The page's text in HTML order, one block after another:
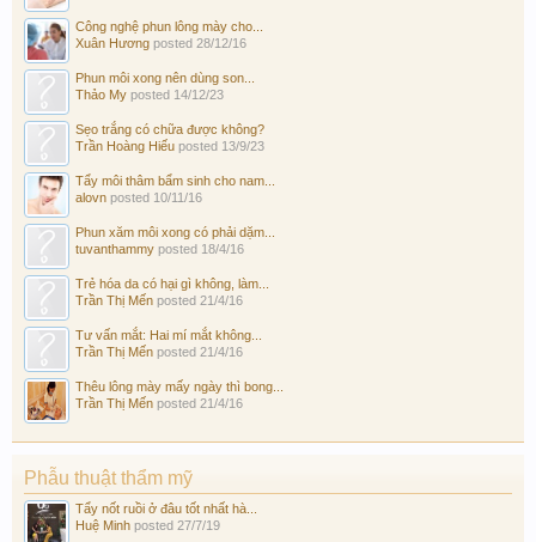
Công nghệ phun lông mày cho...
Xuân Hương posted 28/12/16
Phun môi xong nên dùng son...
Thảo My posted 14/12/23
Sẹo trắng có chữa được không?
Trần Hoàng Hiếu posted 13/9/23
Tẩy môi thâm bẩm sinh cho nam...
alovn posted 10/11/16
Phun xăm môi xong có phải dặm...
tuvanthammy posted 18/4/16
Trẻ hóa da có hại gì không, làm...
Trần Thị Mến posted 21/4/16
Tư vấn mắt: Hai mí mắt không...
Trần Thị Mến posted 21/4/16
Thêu lông mày mấy ngày thì bong...
Trần Thị Mến posted 21/4/16
Phẫu thuật thẩm mỹ
Tẩy nốt ruồi ở đâu tốt nhất hà...
Huệ Minh posted 27/7/19